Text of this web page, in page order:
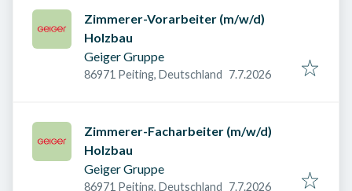
Zimmerer-Vorarbeiter (m/w/d)
Holzbau
Geiger Gruppe
86971 Peiting, Deutschland Veröffentlicht am
7.7.2026
Zimmerer-Facharbeiter (m/w/d)
Holzbau
Geiger Gruppe
86971 Peiting, Deutschland Veröffentlicht am
7.7.2026